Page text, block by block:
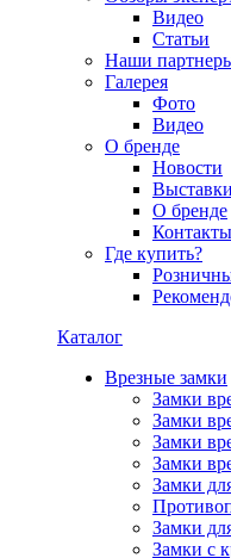
Видео
Статьи
Наши
Галерея
Фото
Видео
О бренде
Новости
Выставки
О бренде
Контакты
Где купить?
Каталог
Врезные замки
Замки
Замки
Замки
Замки
Замки
Замки
Замки с